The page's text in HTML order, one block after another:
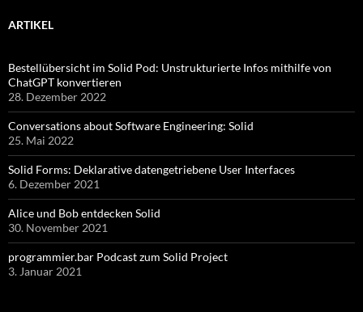
ARTIKEL
Bestellübersicht im Solid Pod: Unstrukturierte Infos mithilfe von
ChatGPT konvertieren
28. Dezember 2022
Conversations about Software Engineering: Solid
25. Mai 2022
Solid Forms: Deklarative datengetriebene User Interfaces
6. Dezember 2021
Alice und Bob entdecken Solid
30. November 2021
programmier.bar Podcast zum Solid Project
3. Januar 2021